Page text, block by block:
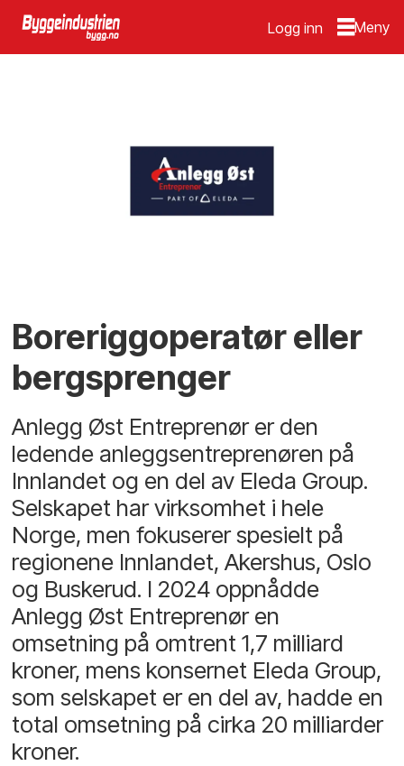
Logg inn
Boreriggoperatør eller
bergsprenger
Anlegg Øst Entreprenør er den
ledende anleggsentreprenøren på
Innlandet og en del av Eleda Group.
Selskapet har virksomhet i hele
Norge, men fokuserer spesielt på
regionene Innlandet, Akershus, Oslo
og Buskerud. I 2024 oppnådde
Anlegg Øst Entreprenør en
omsetning på omtrent 1,7 milliard
kroner, mens konsernet Eleda Group,
som selskapet er en del av, hadde en
total omsetning på cirka 20 milliarder
kroner.